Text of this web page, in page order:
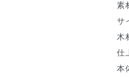
素
サ
木
仕
本